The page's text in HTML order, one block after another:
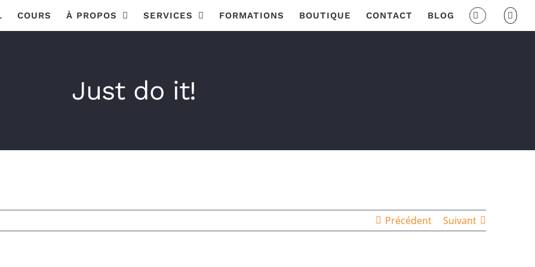
COURS À PROPOS SERVICES FORMATIONS BOUTIQUE CONTACT BLOG
Just do it!
Précédent Suivant